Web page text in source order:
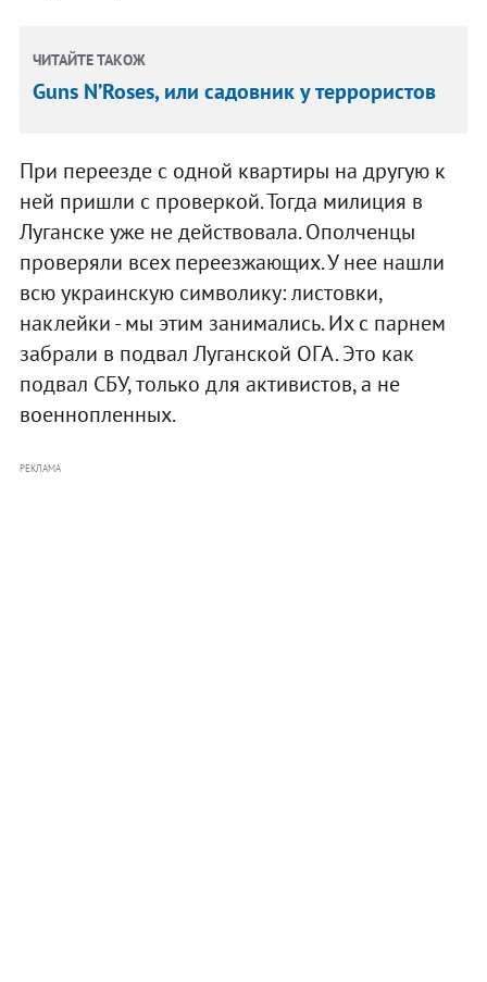
ЧИТАЙТЕ ТАКОЖ
Guns N’Roses, или садовник у террористов
При переезде с одной квартиры на другую к
ней пришли с проверкой. Тогда милиция в
Луганске уже не действовала. Ополченцы
проверяли всех переезжающих. У нее нашли
всю украинскую символику: листовки,
наклейки - мы этим занимались. Их с парнем
забрали в подвал Луганской ОГА. Это как
подвал СБУ, только для активистов, а не
военнопленных.
РЕКЛАМА